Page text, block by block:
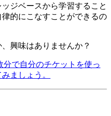
ジベースから学習すること
的にこなすことができるの
興味はありませんか？
分で自分のチケットを使っ
ましょう。